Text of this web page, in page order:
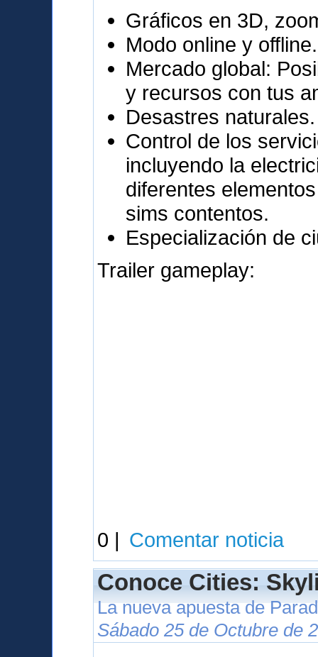
Gráficos en 3D,
Modo online y offline.
Mercado global:
y recursos con tus
Desastres naturales.
Control de los
incluyendo la
diferentes
sims contentos.
Especialización de
Trailer gameplay:
0 | Comentar noticia
Conoce Cities:
La nueva apuesta de
Sábado 25 de Octubre de